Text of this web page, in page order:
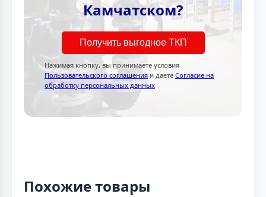
Камчатском?
Получить выгодное ТКП
Нажимая кнопку, вы принимаете условия
Пользовательского соглашения и даете Согласие на
обработку персональных данных
Похожие товары